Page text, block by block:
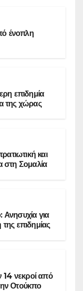
ένοπλη
επιδημία
της χώρας
και
στη Σομαλία
για
επιδημίας
14 νεκροί από
Οτούκπο